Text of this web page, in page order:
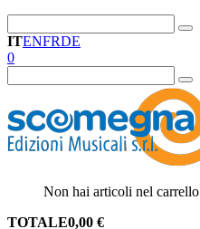
ITENFRDE
0
Non hai articoli nel carrello
TOTALE0,00 €